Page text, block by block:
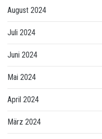
August 2024
Juli 2024
Juni 2024
Mai 2024
April 2024
März 2024